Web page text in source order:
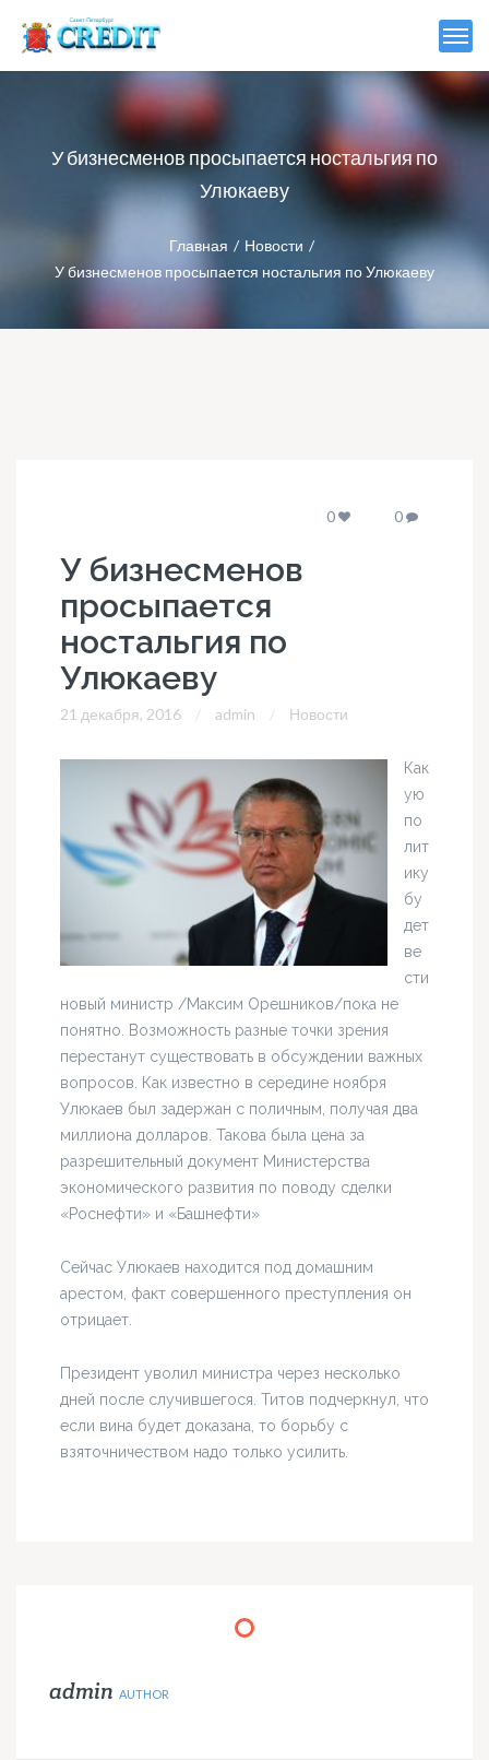
У бизнесменов просыпается ностальгия по
Улюкаеву
Главная
Новости
У бизнесменов просыпается ностальгия по Улюкаеву
0 0
У бизнесменов
просыпается
ностальгия по
Улюкаеву
21 декабря, 2016 admin Новости
Как
ую
по
лит
ику
бу
дет
ве
сти
новый министр /Максим Орешников/пока не
понятно. Возможность разные точки зрения
перестанут существовать в обсуждении важных
вопросов. Как известно в середине ноября
Улюкаев был задержан с поличным, получая два
миллиона долларов. Такова была цена за
разрешительный документ Министерства
экономического развития по поводу сделки
«Роснефти» и «Башнефти»
Сейчас Улюкаев находится под домашним
арестом, факт совершенного преступления он
отрицает.
Президент уволил министра через несколько
дней после случившегося. Титов подчеркнул, что
если вина будет доказана, то борьбу с
взяточничеством надо только усилить.
admin AUTHOR